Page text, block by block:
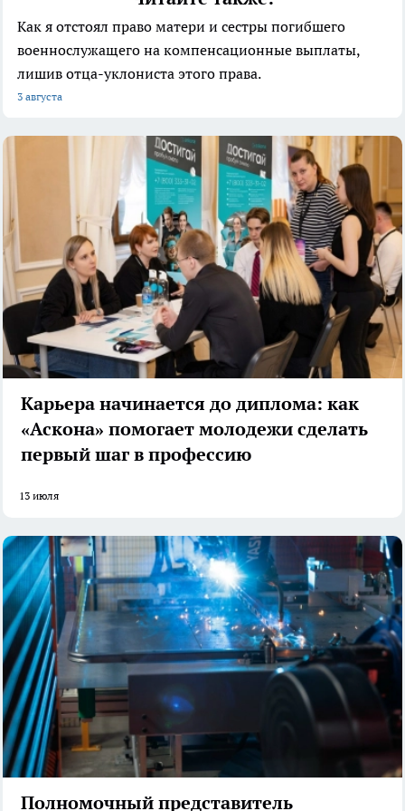
Как я отстоял право матери и сестры погибшего
военнослужащего на компенсационные выплаты,
лишив отца-уклониста этого права.
3 августа
Карьера начинается до диплома: как
«Аскона» помогает молодежи сделать
первый шаг в профессию
13 июля
Полномочный представитель